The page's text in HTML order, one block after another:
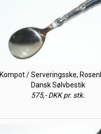
Kompot / Serveringsske,
Dansk Sølvbestik
575,- DKK pr. stk.